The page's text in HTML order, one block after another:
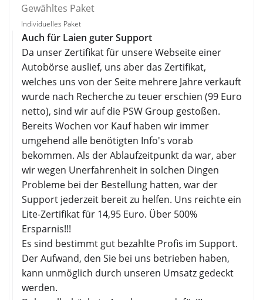
Gewähltes Paket
Individuelles Paket
Auch für Laien guter Support
Da unser Zertifikat für unsere Webseite einer
Autobörse auslief, uns aber das Zertifikat,
welches uns von der Seite mehrere Jahre verkauft
wurde nach Recherche zu teuer erschien (99 Euro
netto), sind wir auf die PSW Group gestoßen.
Bereits Wochen vor Kauf haben wir immer
umgehend alle benötigten Info's vorab
bekommen. Als der Ablaufzeitpunkt da war, aber
wir wegen Unerfahrenheit in solchen Dingen
Probleme bei der Bestellung hatten, war der
Support jederzeit bereit zu helfen. Uns reichte ein
Lite-Zertifikat für 14,95 Euro. Über 500%
Ersparnis!!!
Es sind bestimmt gut bezahlte Profis im Support.
Der Aufwand, den Sie bei uns betrieben haben,
kann unmöglich durch unseren Umsatz gedeckt
werden.